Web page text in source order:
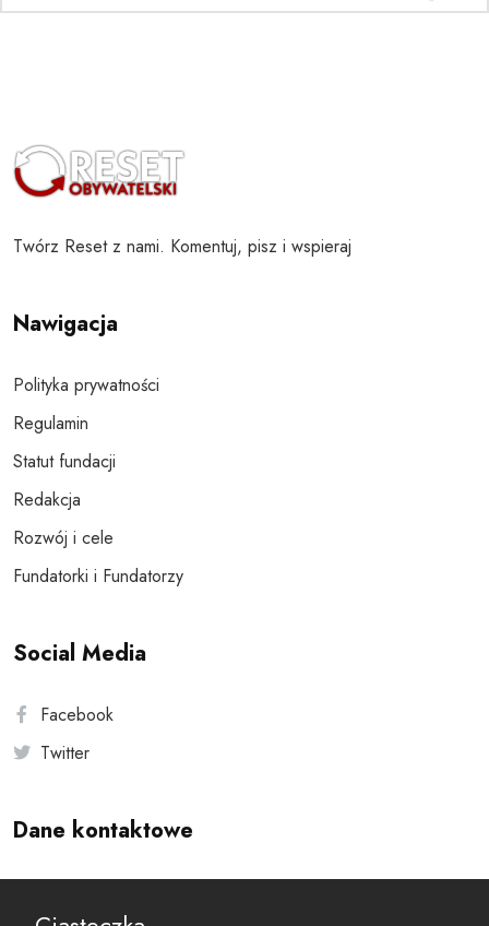
Twórz Reset z nami. Komentuj, pisz i wspieraj
Nawigacja
Polityka prywatności
Regulamin
Statut fundacji
Redakcja
Rozwój i cele
Fundatorki i Fundatorzy
Social Media
Facebook
Twitter
Dane kontaktowe